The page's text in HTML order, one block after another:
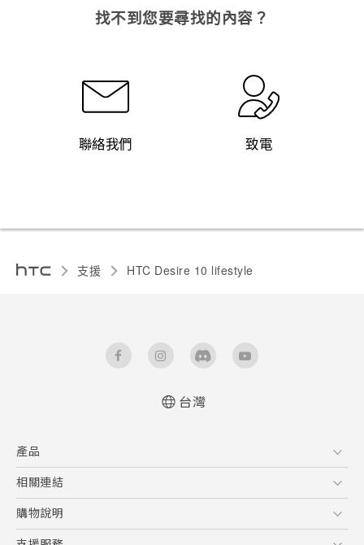
找不到您要尋找的內容？
聯絡我們 致電
支援 HTC Desire 10 lifestyle‎
台灣
產品
5G
智慧型手機
配件
相關連結
HTC Research
購物說明
購物須知